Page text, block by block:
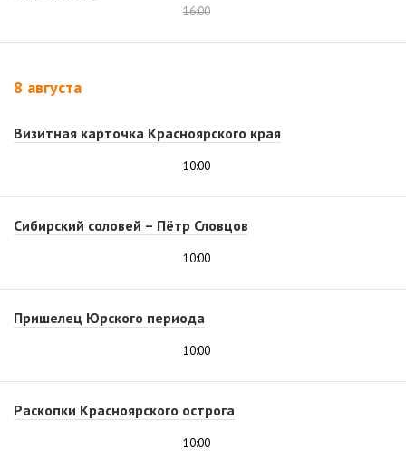
16:00
8 августа
Визитная карточка Красноярского края
10:00
Сибирский соловей – Пётр Словцов
10:00
Пришелец Юрского периода
10:00
Раскопки Красноярского острога
10:00